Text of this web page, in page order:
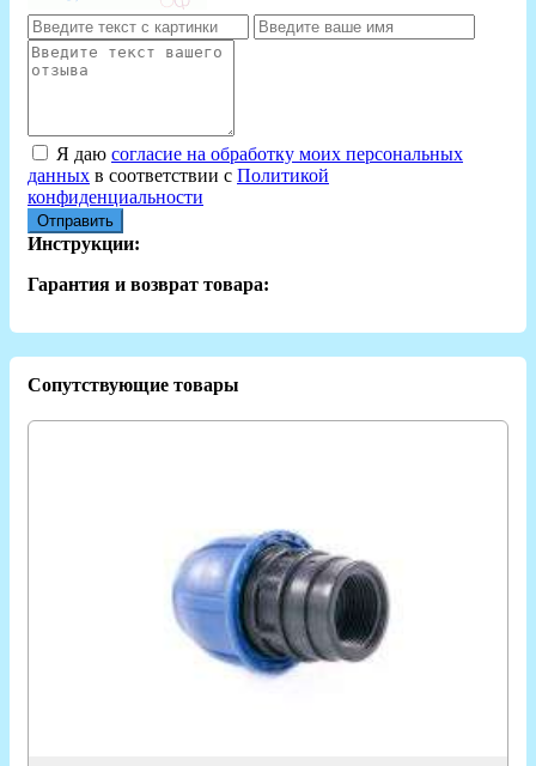
Я даю согласие на обработку моих персональных
данных в соответствии с Политикой
конфиденциальности
Отправить
Инструкции:
Гарантия и возврат товара:
Сопутствующие товары